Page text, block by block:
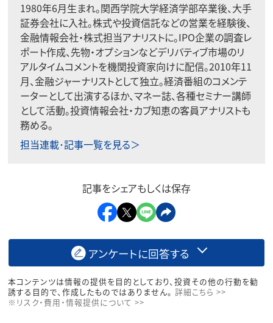
1980年6月生まれ。関西学院大学経済学部卒業後、大手
証券会社に入社。株式や投資信託などの営業を経験後、
金融情報会社・株式担当アナリストに。IPO企業の調査レ
ポート作成、先物・オプションなどデリバティブ市場のリ
アルタイムコメントを機関投資家向けに配信。2010年11
月、金融ジャーナリストとして独立。経済番組のコメンテ
ーターとして出演するほか、マネー誌、各種セミナー講師
として活動。投資情報会社・カブ知恵の客員アナリストも
務める。
担当連載･記事一覧を見る＞
記事をシェアもしくは保存
アンケートに回答する
本コンテンツは情報の提供を目的としており、投資その他の行動を勧
誘する目的で、作成したものではありません。 詳細こちら >>
※リスク・費用・情報提供について >>